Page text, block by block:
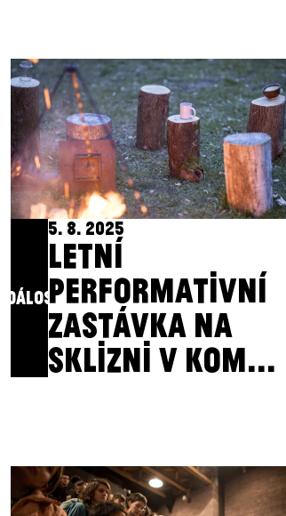
UDÁLOST
5. 8. 2025
LETNÍ
PERFORMATIVNÍ
ZASTÁVKA NA
SKLIZNI V KOM...